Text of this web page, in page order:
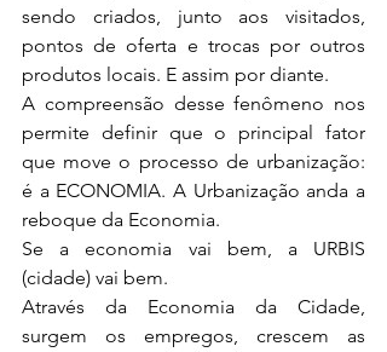
sendo criados, junto aos visitados,
pontos de oferta e trocas por outros
produtos locais. E assim por diante.
A compreensão desse fenômeno nos
permite definir que o principal fator
que move o processo de urbanização:
é a ECONOMIA. A Urbanização anda a
reboque da Economia.
Se a economia vai bem, a URBIS
(cidade) vai bem.
Através da Economia da Cidade,
surgem os empregos, crescem as